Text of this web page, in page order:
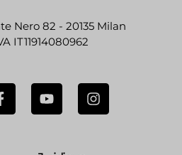
Nero 82 - 20135 Milan
IT11914080962
o
u
I
n
s